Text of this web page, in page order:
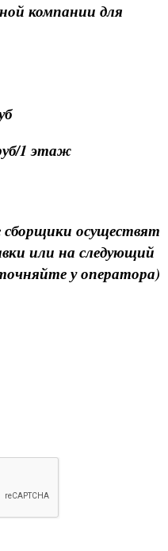
компании для
1 этаж
осуществят
или на следующий
у оператора)